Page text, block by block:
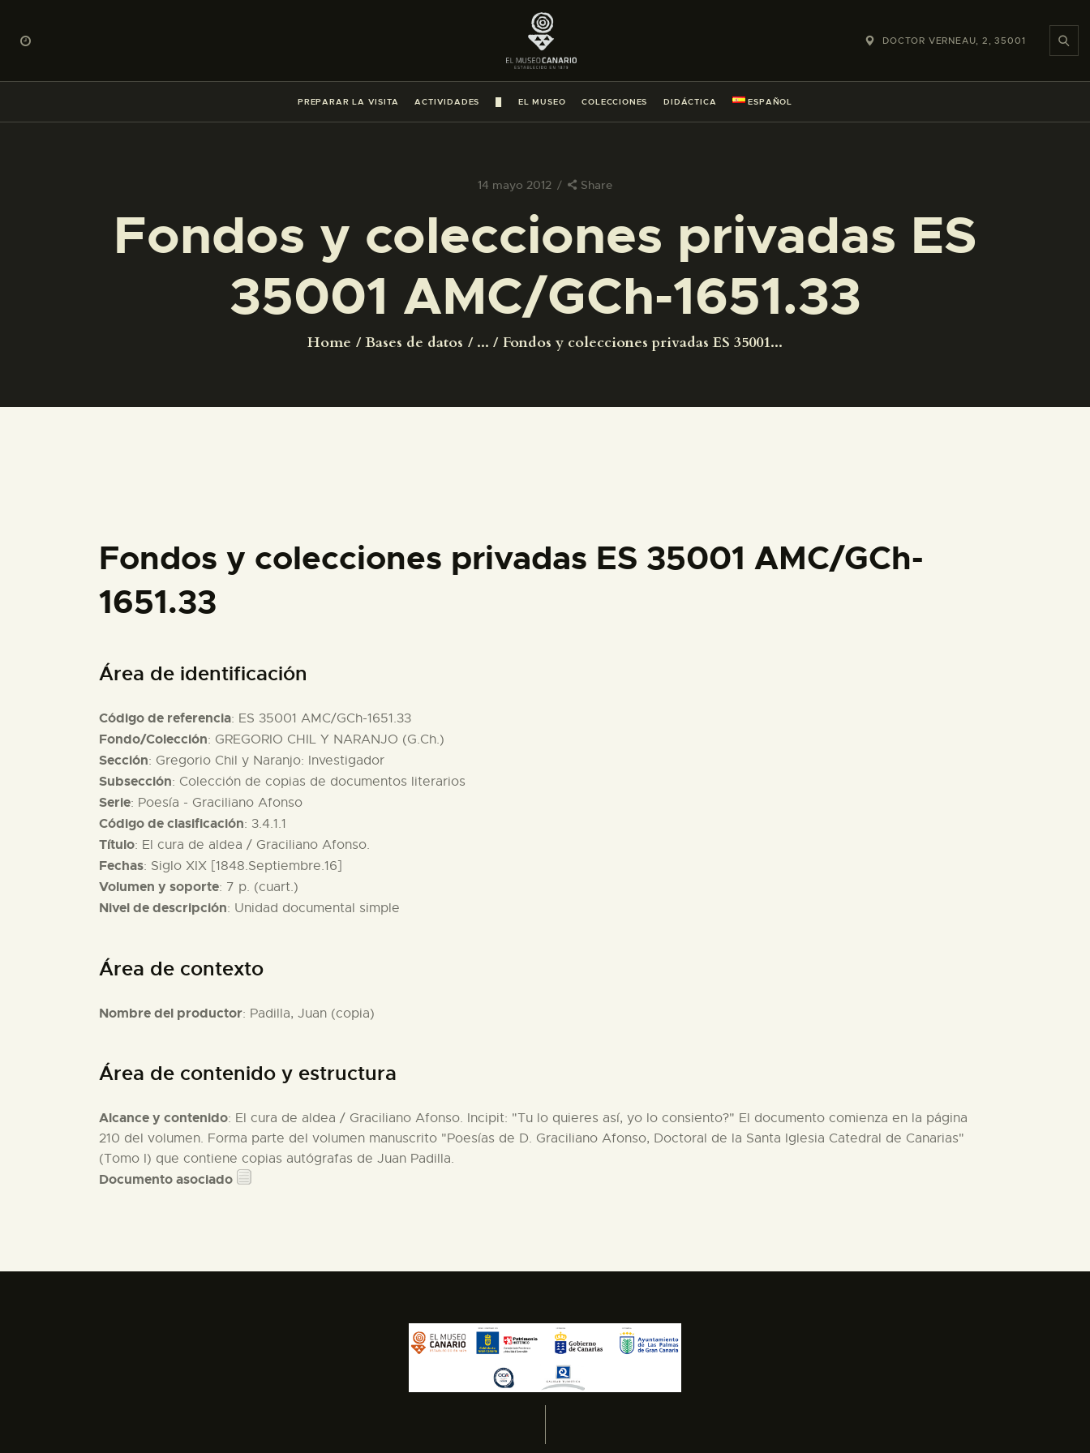
DOCTOR VERNEAU, 2, 35001
PREPARAR LA VISITA ACTIVIDADES EL MUSEO COLECCIONES DIDÁCTICA ESPAÑOL
14 mayo 2012 Share
Fondos y colecciones privadas ES
35001 AMC/GCh-1651.33
Home Bases de datos ... Fondos y colecciones privadas ES 35001...
PREPARAR LA VISITA
ACTIVIDADES
█
COLECCIONES
DIDÁCTICA
ESPAÑOL
Fondos y colecciones privadas ES 35001 AMC/GCh-
1651.33
Área de identificación
Código de referencia: ES 35001 AMC/GCh-1651.33
Fondo/Colección: GREGORIO CHIL Y NARANJO (G.Ch.)
Sección: Gregorio Chil y Naranjo: Investigador
Subsección: Colección de copias de documentos literarios
Serie: Poesía - Graciliano Afonso
Código de clasificación: 3.4.1.1
Título: El cura de aldea / Graciliano Afonso.
Fechas: Siglo XIX [1848.Septiembre.16]
Volumen y soporte: 7 p. (cuart.)
Nivel de descripción: Unidad documental simple
Área de contexto
Nombre del productor: Padilla, Juan (copia)
Área de contenido y estructura
Alcance y contenido: El cura de aldea / Graciliano Afonso. Incipit: "Tu lo quieres así, yo lo consiento?" El documento comienza en la página
210 del volumen. Forma parte del volumen manuscrito "Poesías de D. Graciliano Afonso, Doctoral de la Santa Iglesia Catedral de Canarias"
(Tomo I) que contiene copias autógrafas de Juan Padilla.
Documento asociado